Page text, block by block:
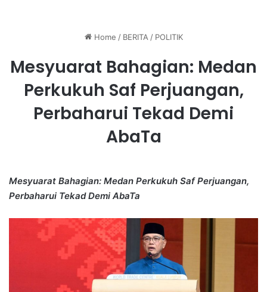
Home / BERITA / POLITIK
Mesyuarat Bahagian: Medan
Perkukuh Saf Perjuangan,
Perbaharui Tekad Demi
AbaTa
Mesyuarat Bahagian: Medan Perkukuh Saf Perjuangan,
Perbaharui Tekad Demi AbaTa